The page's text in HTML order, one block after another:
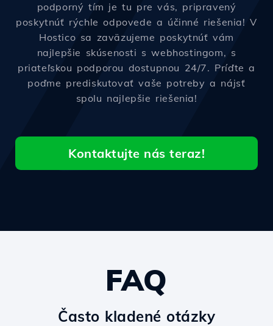
podporný tím je tu pre vás, pripravený
poskytnúť rýchle odpovede a účinné riešenia! V
Hostico sa zaväzujeme poskytnúť vám
najlepšie skúsenosti s webhostingom, s
priateľskou podporou dostupnou 24/7. Príďte a
poďme prediskutovať vaše potreby a nájsť
spolu najlepšie riešenia!
Kontaktujte nás teraz!
FAQ
Často kladené otázky